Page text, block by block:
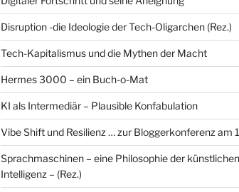
Disruption -die Ideologie der Tech-Oligarchen (Rez.)
Tech-Kapitalismus und die Mythen der Macht
Hermes 3000 – ein Buch-o-Mat
KI als Intermediär – Plausible Konfabulation
Vibe Shift und Resilienz … zur Bloggerkonferenz am
Sprachmaschinen – eine Philosophie der künstlichen
Intelligenz – (Rez.)